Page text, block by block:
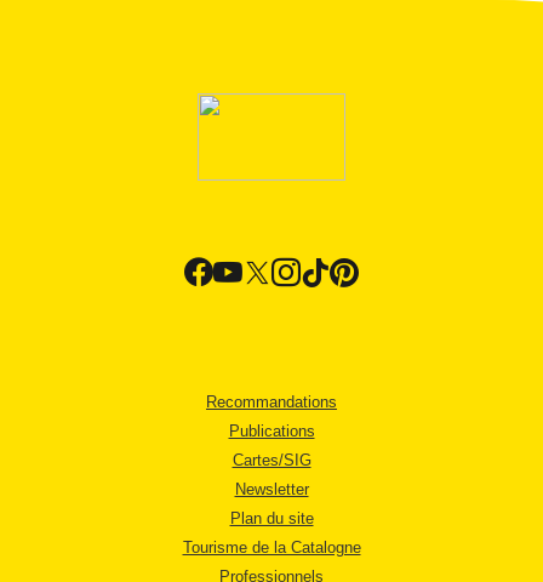
Recommandations
Publications
Cartes/SIG
Newsletter
Plan du site
Tourisme de la Catalogne
Professionnels